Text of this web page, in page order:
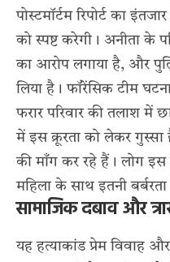
पोस्टमॉर्टम रिपोर्ट का
को स्पष्ट करेगी। अनीता के
का आरोप लगाया है, और
लिया है। फॉरेंसिक टीम
फरार परिवार की तलाश में
में इस क्रूरता को लेकर
की माँग कर रहे हैं। लोग इस
महिला के साथ इतनी
सामाजिक दबाव और
यह हत्याकांड प्रेम विवाह